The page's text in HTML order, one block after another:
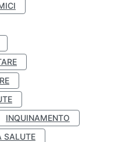
INQUINAMENTO
SALUTE